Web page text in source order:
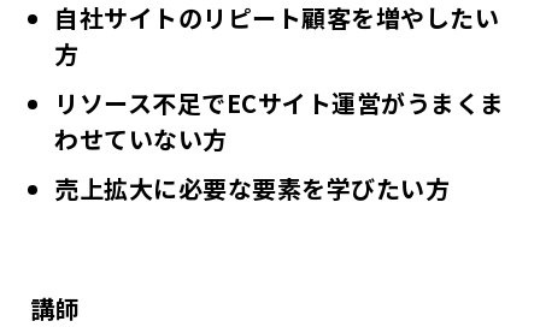
自社サイトのリピート顧客を増やしたい
方
リソース不足でECサイト運営がうまくま
わせていない方
売上拡大に必要な要素を学びたい方
講師